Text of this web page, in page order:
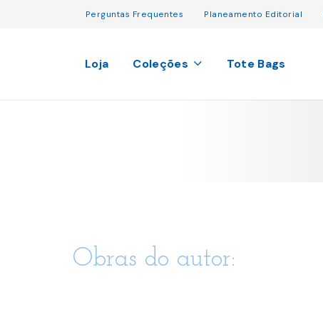
Perguntas Frequentes Planeamento Editorial
Loja Coleções Tote Bags
Obras do autor: